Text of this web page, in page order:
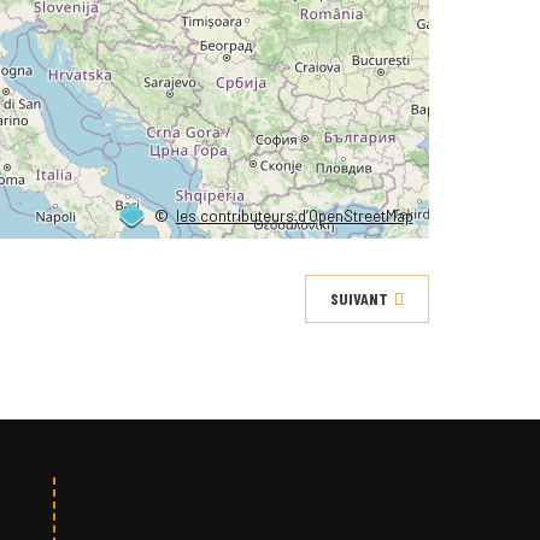
©les contributeurs d’OpenStreetMap
SUIVANT